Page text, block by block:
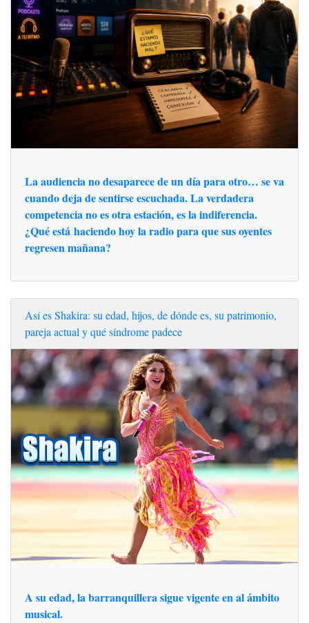
La audiencia no desaparece de un día para otro… se va
cuando deja de sentirse escuchada. La verdadera
competencia no es otra estación, es la indiferencia.
¿Qué está haciendo hoy la radio para que sus oyentes
regresen mañana?
Así es Shakira: su edad, hijos, de dónde es, su patrimonio,
pareja actual y qué síndrome padece
A su edad, la barranquillera sigue vigente en al ámbito
musical.